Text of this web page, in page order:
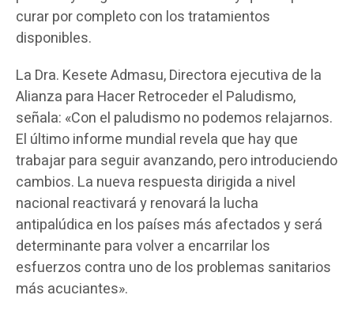
curar por completo con los tratamientos
disponibles.
La Dra. Kesete Admasu, Directora ejecutiva de la
Alianza para Hacer Retroceder el Paludismo,
señala: «Con el paludismo no podemos relajarnos.
El último informe mundial revela que hay que
trabajar para seguir avanzando, pero introduciendo
cambios. La nueva respuesta dirigida a nivel
nacional reactivará y renovará la lucha
antipalúdica en los países más afectados y será
determinante para volver a encarrilar los
esfuerzos contra uno de los problemas sanitarios
más acuciantes».